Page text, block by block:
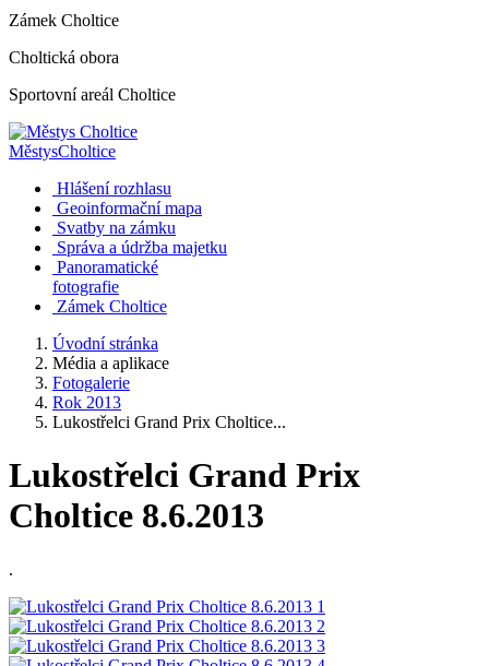
Zámek Choltice
Choltická obora
Sportovní areál Choltice
MěstysCholtice
Hlášení rozhlasu
Geoinformační mapa
Svatby na zámku
Správa a údržba majetku
Panoramatické
fotografie
Zámek Choltice
Úvodní stránka
Média a aplikace
Fotogalerie
Rok 2013
Lukostřelci Grand Prix Choltice...
Lukostřelci Grand Prix
Choltice 8.6.2013
.